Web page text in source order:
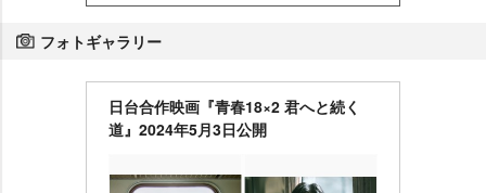
フォトギャラリー
日台合作映画『青春18×2 君へと続く
道』2024年5月3日公開